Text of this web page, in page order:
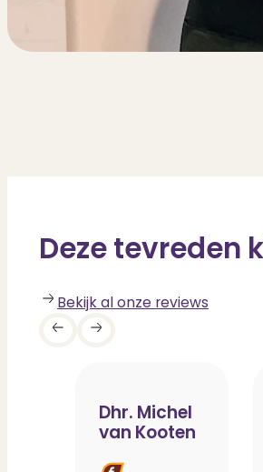
Deze tevreden
Bekijk al onze reviews
Dhr. Michel
van Kooten